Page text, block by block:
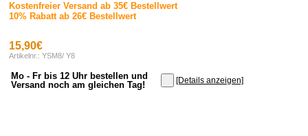
Kostenfreier Versand ab 35€ Bestellwert
10% Rabatt ab 26€ Bestellwert
15,90€
Artikelnr.: YSM8/ Y8
Mo - Fr bis 12 Uhr bestellen und
Versand noch am gleichen Tag!
[Details anzeigen]